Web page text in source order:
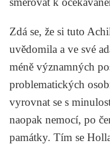
Zdá se, že si tuto
uvědomila a ve své
méně významných
problematických
vyrovnat se s
naopak nemocí, po
památky. Tím se